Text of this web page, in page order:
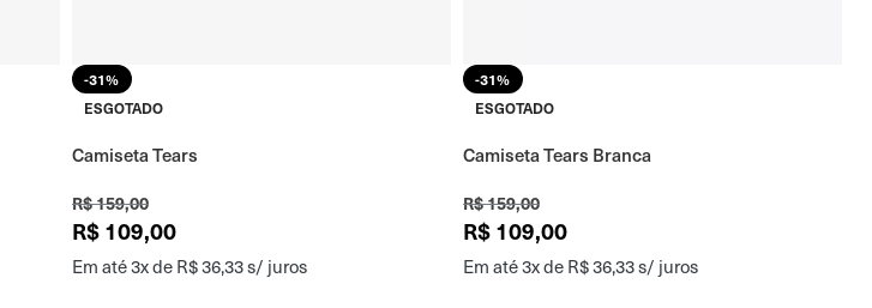
-31%
ESGOTADO
Camiseta Tears
R$159,00
R$109,00
Em até 3x de R$36,33s/ juros
-31%
ESGOTADO
Camiseta Tears Branca
R$159,00
R$109,00
Em até 3x de R$36,33s/ juros